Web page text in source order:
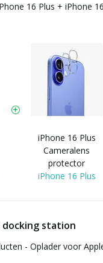
16 Plus + iPhone
iPhone 16 Plus
Cameralens
protector
iPhone 16 Plus
docking station
- Oplader voor